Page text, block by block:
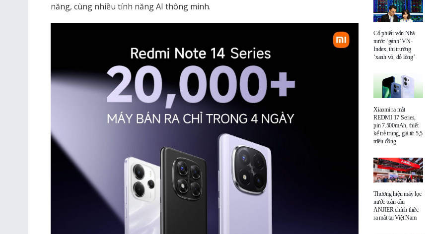
năng, cùng nhiều tính năng AI thông minh.
Cổ phiếu vốn Nhà
nước ‘gánh’ VN-
Index, thị trường
‘xanh vỏ, đỏ lòng’
Xiaomi ra mắt
REDMI 17 Series,
pin 7.500mAh, thiết
kế trẻ trung, giá từ 5,5
triệu đồng
Thương hiệu máy lọc
nước toàn cầu
ANJIER chính thức
ra mắt tại Việt Nam